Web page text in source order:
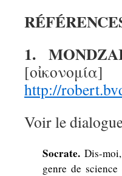
1.
http://
Voir le
Socrate. Dis-
genre de